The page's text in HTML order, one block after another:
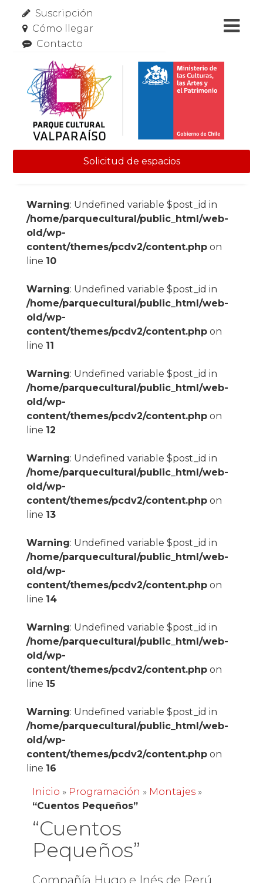
Suscripción
Cómo llegar
Contacto
Solicitud de espacios
Warning: Undefined variable $post_id in
/home/parquecultural/public_html/web-
old/wp-
content/themes/pcdv2/content.phpon
line 10
Warning: Undefined variable $post_id in
/home/parquecultural/public_html/web-
old/wp-
content/themes/pcdv2/content.phpon
line 11
Warning: Undefined variable $post_id in
/home/parquecultural/public_html/web-
old/wp-
content/themes/pcdv2/content.phpon
line 12
Warning: Undefined variable $post_id in
/home/parquecultural/public_html/web-
old/wp-
content/themes/pcdv2/content.phpon
line 13
Warning: Undefined variable $post_id in
/home/parquecultural/public_html/web-
old/wp-
content/themes/pcdv2/content.phpon
line 14
Warning: Undefined variable $post_id in
/home/parquecultural/public_html/web-
old/wp-
content/themes/pcdv2/content.phpon
line 15
Warning: Undefined variable $post_id in
/home/parquecultural/public_html/web-
old/wp-
content/themes/pcdv2/content.phpon
line 16
Inicio » Programación » Montajes»
“Cuentos Pequeños”
“Cuentos
Pequeños”
Compañía Hugo e Inés de Perú